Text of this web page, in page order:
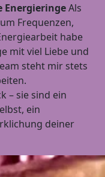
EnergieringeAls
Frequenzen,
habe
mit viel Liebe und
steht mir stets
– sie sind ein
ein
deiner